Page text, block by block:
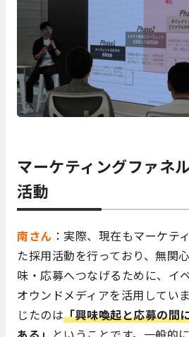
マーケティングファネ
活動
南さん ：実際、現在もマーケテ
た採用活動を行っており、無関
味・応募へつなげるために、イ
オウンドメディアを活用してい
じたのは「興味喚起と応募の間